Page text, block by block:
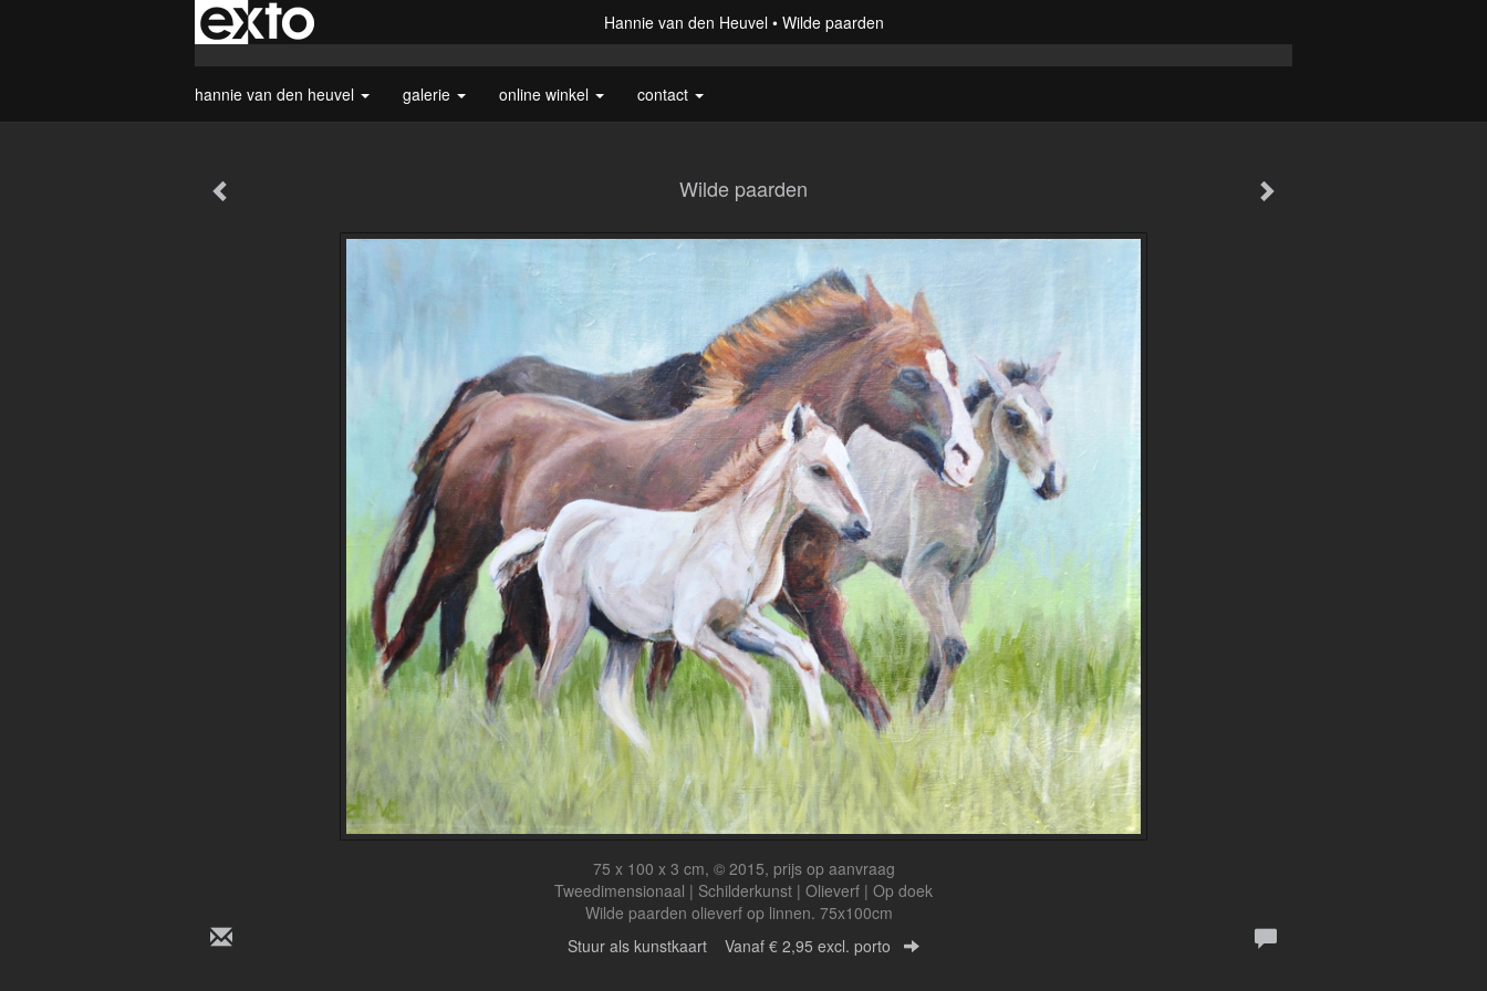
Hannie van den Heuvel Wilde paarden
hannie van den heuvel galerie online winkel contact
Wilde paarden
75 x 100 x 3 cm, © 2015, prijs op aanvraag
Tweedimensionaal | Schilderkunst | Olieverf | Op doek
Wilde paarden olieverf op linnen. 75x100cm
Stuur als kunstkaart Vanaf € 2,95 excl. porto